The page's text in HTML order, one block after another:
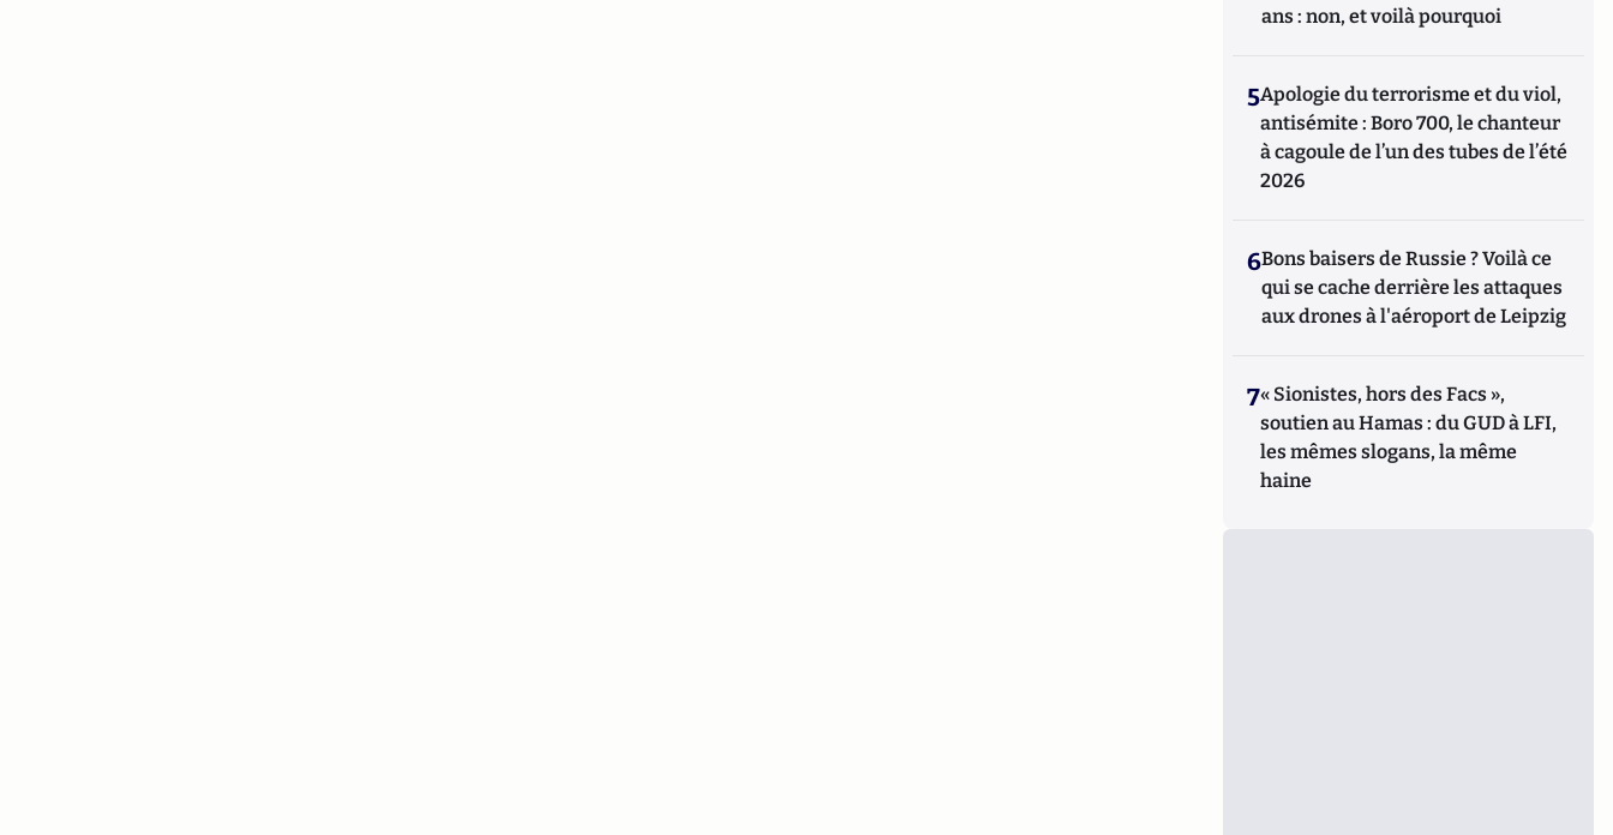
ans : non, et voilà pourquoi
5Apologie du terrorisme et du viol,
antisémite : Boro 700, le chanteur
à cagoule de l’un des tubes de l’été
2026
6Bons baisers de Russie ? Voilà ce
qui se cache derrière les attaques
aux drones à l'aéroport de Leipzig
7« Sionistes, hors des Facs »,
soutien au Hamas : du GUD à LFI,
les mêmes slogans, la même
haine